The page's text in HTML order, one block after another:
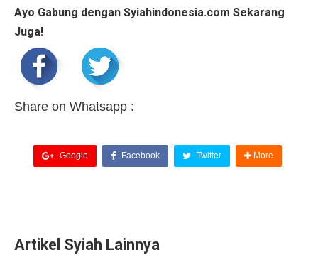
Ayo Gabung dengan Syiahindonesia.com Sekarang
Juga!
Share on Whatsapp :
Google Facebook Twitter More
Artikel Syiah Lainnya